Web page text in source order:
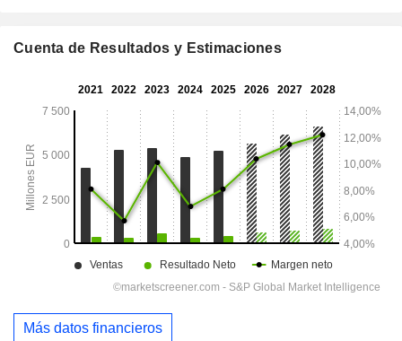
Cuenta de Resultados y Estimaciones
Más datos financieros